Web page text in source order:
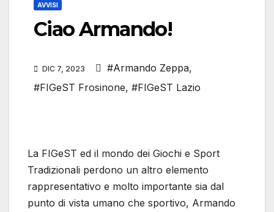
AVVISI
Ciao Armando!
DIC 7, 2023 #Armando Zeppa,
#FIGeST Frosinone, #FIGeST Lazio
La FIGeST ed il mondo dei Giochi e Sport
Tradizionali perdono un altro elemento
rappresentativo e molto importante sia dal
punto di vista umano che sportivo, Armando